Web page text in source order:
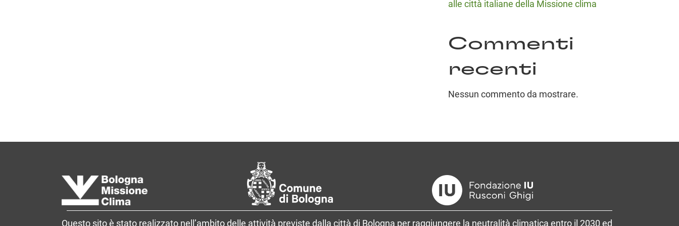
alle città italiane della Missione clima
Commenti
recenti
Nessun commento da mostrare.
Questo sito è stato realizzato nell’ambito delle attività previste dalla città di Bologna per raggiungere la neutralità climatica entro il 2030 ed